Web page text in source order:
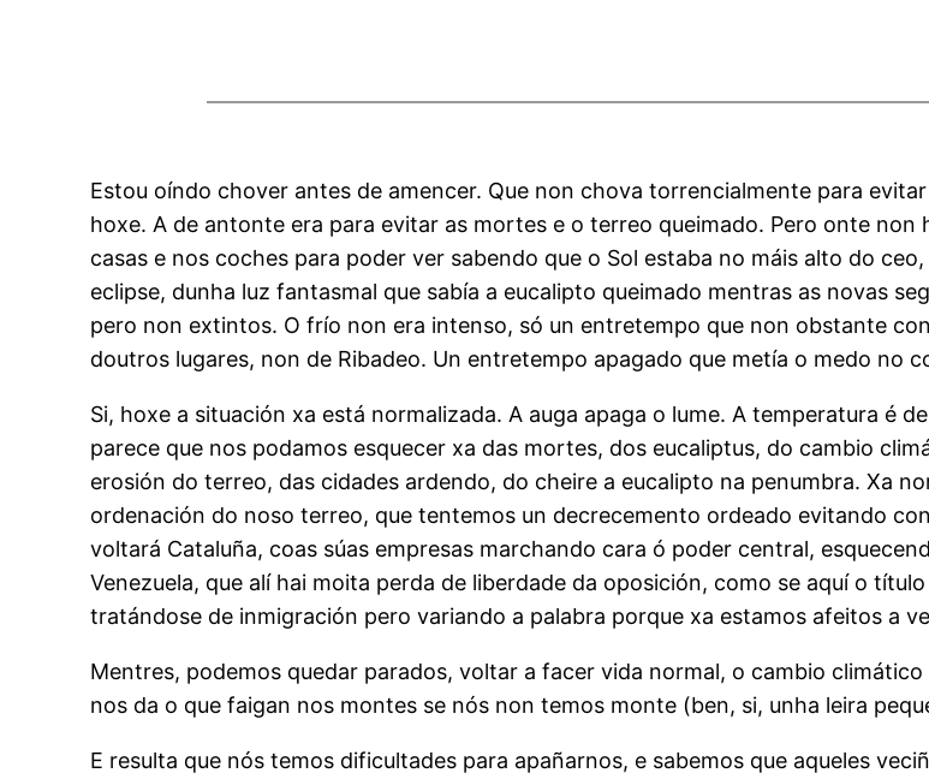
Estou oíndo chover antes de amencer. Que non chova torrencialmente para
hoxe. A de antonte era para evitar as mortes e o terreo queimado. Pero onte non
casas e nos coches para poder ver sabendo que o Sol estaba no máis alto do
eclipse, dunha luz fantasmal que sabía a eucalipto queimado mentras as novas
pero non extintos. O frío non era intenso, só un entretempo que non obstante
doutros lugares, non de Ribadeo. Un entretempo apagado que metía o medo no
Si, hoxe a situación xa está normalizada. A auga apaga o lume. A temperatura é
parece que nos podamos esquecer xa das mortes, dos eucaliptus, do cambio
erosión do terreo, das cidades ardendo, do cheire a eucalipto na penumbra. Xa
ordenación do noso terreo, que tentemos un decrecemento ordeado evitando
voltará Cataluña, coas súas empresas marchando cara ó poder central,
Venezuela, que alí hai moita perda de liberdade da oposición, como se aquí o
tratándose de inmigración pero variando a palabra porque xa estamos afeitos a
Mentres, podemos quedar parados, voltar a facer vida normal, o cambio
nos da o que faigan nos montes se nós non temos monte (ben, si, unha leira
E resulta que nós temos dificultades para apañarnos, e sabemos que aqueles